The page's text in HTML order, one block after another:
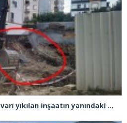
Çekmeköy’de istinat duvarı yıkılan inşaatın yanındaki 5 katlı bina boşaltıldı